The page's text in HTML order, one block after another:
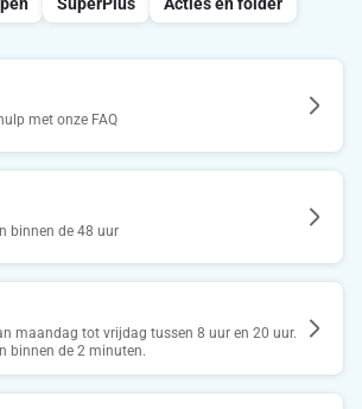
met onze FAQ
binnen de 48 uur
maandag tot vrijdag tussen 8 uur en 20 uur.
binnen de 2 minuten.